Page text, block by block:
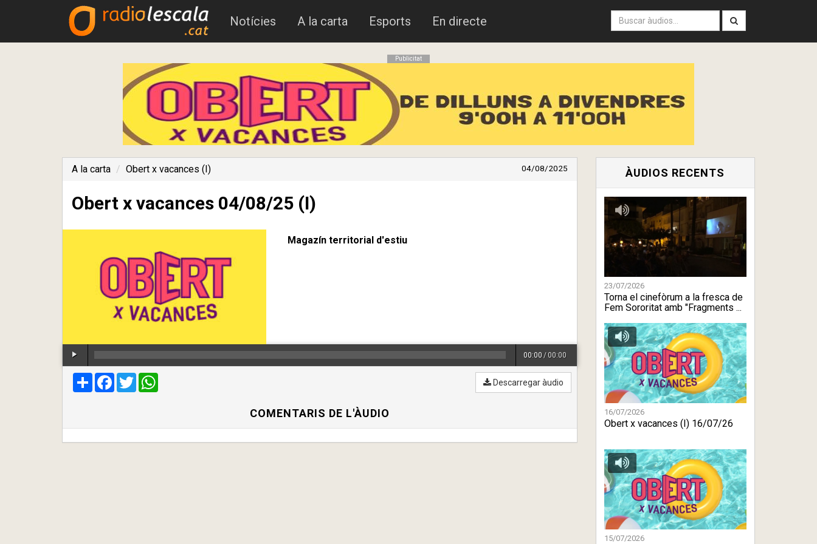
Notícies A la carta Esports En directe
Publicitat
A la carta Obert x vacances (I) 04/08/2025
Obert x vacances 04/08/25 (I)
Magazín territorial d'estiu
00:00 / 00:00
CompartirFacebook
Twitter Descarregar àudio
COMENTARIS DE L'ÀUDIO
ÀUDIOS RECENTS
23/07/2026
Torna el cinefòrum a la fresca de
Fem Sororitat amb "Fragments ...
16/07/2026
Obert x vacances (I) 16/07/26
15/07/2026